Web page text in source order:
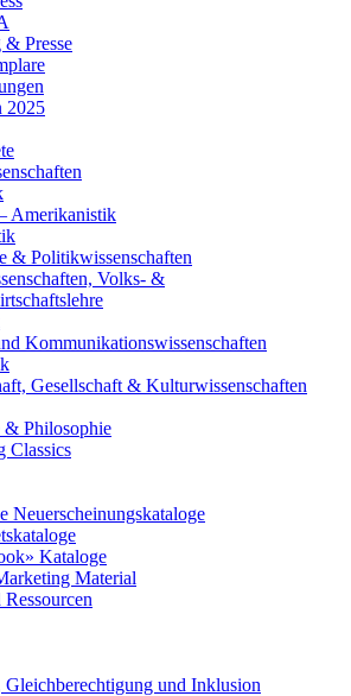
Presse
2025
Amerikanistik
& Politikwissenschaften
Volks- &
Kommunikationswissenschaften
Gesellschaft & Kulturwissenschaften
& Philosophie
Classics
Neuerscheinungskataloge
Kataloge
Material
Gleichberechtigung und Inklusion